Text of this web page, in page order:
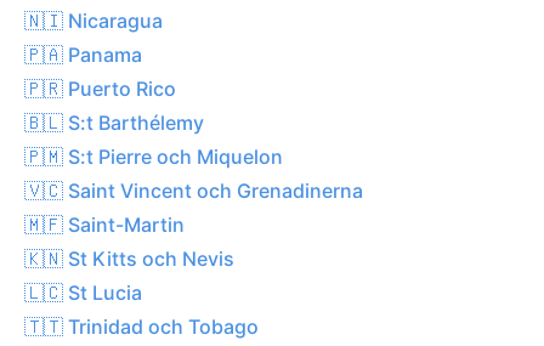
🇳🇮 Nicaragua
🇵🇦 Panama
🇵🇷 Puerto Rico
🇧🇱 S:t Barthélemy
🇵🇲 S:t Pierre och Miquelon
🇻🇨 Saint Vincent och Grenadinerna
🇲🇫 Saint-Martin
🇰🇳 St Kitts och Nevis
🇱🇨 St Lucia
🇹🇹 Trinidad och Tobago